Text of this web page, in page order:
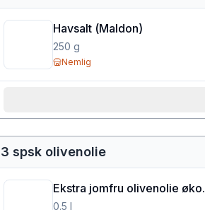
Havsalt (Maldon)
250 g
Nemlig
3 spsk olivenolie
Ekstra jomfru olivenolie øko.
0.5 l